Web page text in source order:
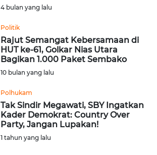
4 bulan yang lalu
Politik
Rajut Semangat Kebersamaan di
HUT ke-61, Golkar Nias Utara
Bagikan 1.000 Paket Sembako
10 bulan yang lalu
Polhukam
Tak Sindir Megawati, SBY Ingatkan
Kader Demokrat: Country Over
Party, Jangan Lupakan!
1 tahun yang lalu